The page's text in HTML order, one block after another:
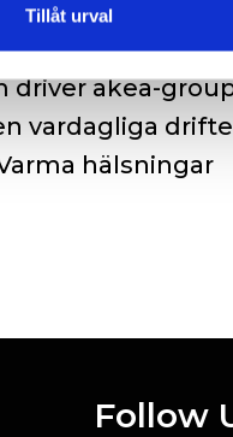
Tillåt urval
hur Eleda
över det
driver akea-
vardagliga
hälsningar
Follow